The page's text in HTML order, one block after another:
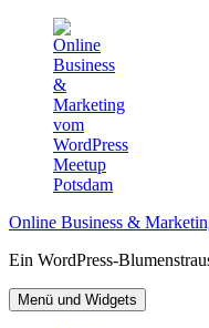
springen
Online Business &
Ein WordPress-
Menü und Widgets